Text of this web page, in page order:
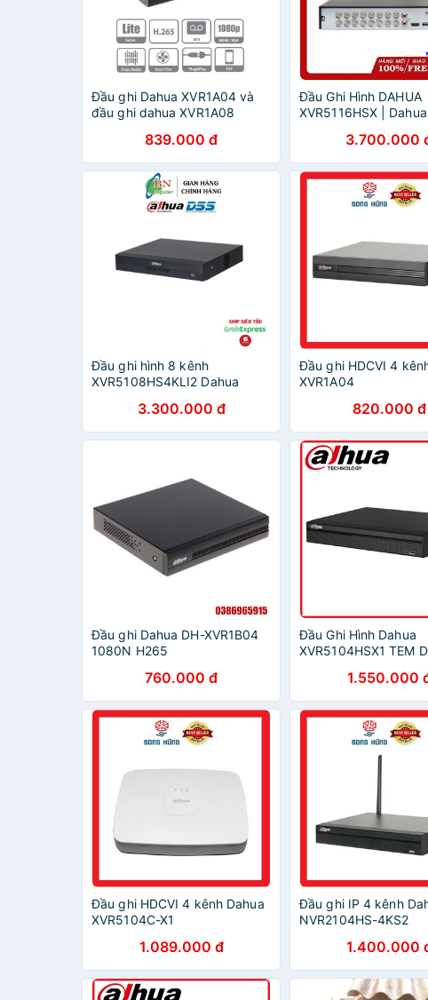
Đầu ghi Dahua XVR1A04 và
đầu ghi dahua XVR1A08
839.000 đ
Đầu Ghi Hình DAHUA
XVR5116HSX |
3.700.000
Đầu ghi hình 8 kênh
XVR5108HS4KLI2 Dahua
3.300.000 đ
Đầu ghi HDCVI 4
XVR1A04
820.000 đ
Đầu ghi Dahua DH-XVR1B04
1080N H265
760.000 đ
Đầu Ghi Hình Dahua
XVR5104HSX1 TEM
1.550.000
Đầu ghi HDCVI 4 kênh Dahua
XVR5104C-X1
1.089.000 đ
Đầu ghi IP 4 kênh
NVR2104HS-4KS2
1.400.000